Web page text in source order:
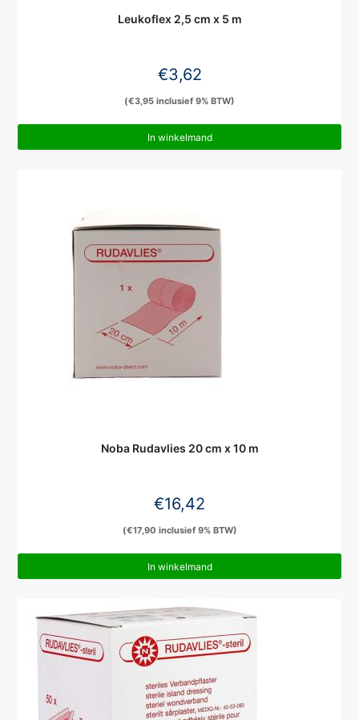
Leukoflex 2,5 cm x 5 m
€3,62
(€3,95 inclusief 9% BTW)
In winkelmand
Noba Rudavlies 20 cm x 10 m
€16,42
(€17,90 inclusief 9% BTW)
In winkelmand